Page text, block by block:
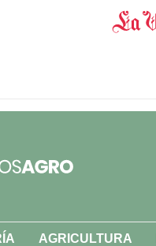
AGRICULTURA